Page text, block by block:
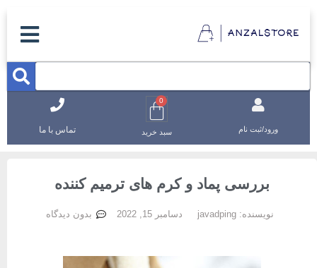
ورود/ثبت نام سبد خرید تماس با ما
بررسی پماد و کرم های ترمیم کننده
نویسنده:javadping دسامبر 15, 2022 بدون دیدگاه